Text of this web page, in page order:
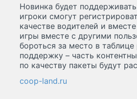
Новинка будет
игроки смогут
качестве водителей и
игры вместе с другими
бороться за место в
поддержку – часть
по качеству пакеты будут
coop-land.ru